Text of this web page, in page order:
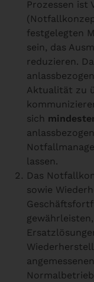
Prozessen ist
festgelegten
sein, das
reduzieren.
Aktualität zu
sich
lassen.
Das
sowie